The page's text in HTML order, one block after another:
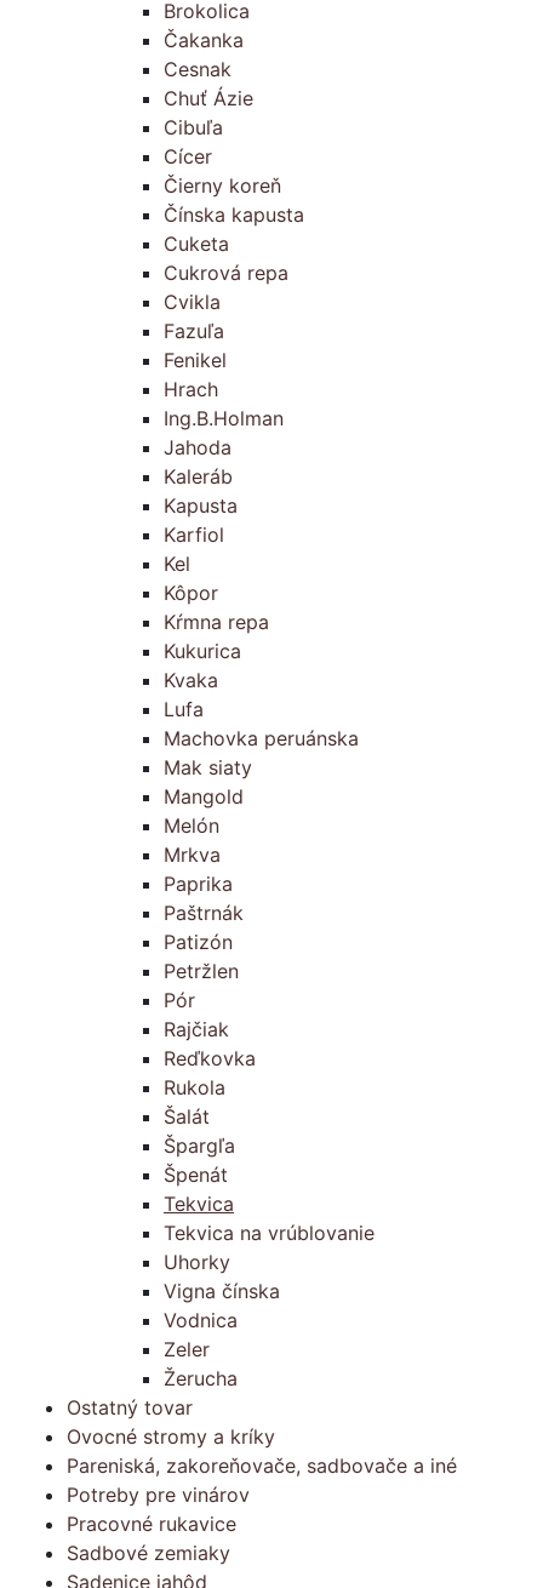
Brokolica
Čakanka
Cesnak
Chuť Ázie
Cibuľa
Cícer
Čierny koreň
Čínska kapusta
Cuketa
Cukrová repa
Cvikla
Fazuľa
Fenikel
Hrach
Ing.B.Holman
Jahoda
Kaleráb
Kapusta
Karfiol
Kel
Kôpor
Kŕmna repa
Kukurica
Kvaka
Lufa
Machovka peruánska
Mak siaty
Mangold
Melón
Mrkva
Paprika
Paštrnák
Patizón
Petržlen
Pór
Rajčiak
Reďkovka
Rukola
Šalát
Špargľa
Špenát
Tekvica
Tekvica na vrúblovanie
Uhorky
Vigna čínska
Vodnica
Zeler
Žerucha
Ostatný tovar
Ovocné stromy a kríky
Pareniská, zakoreňovače, sadbovače a iné
Potreby pre vinárov
Pracovné rukavice
Sadbové zemiaky
Sadenice jahôd